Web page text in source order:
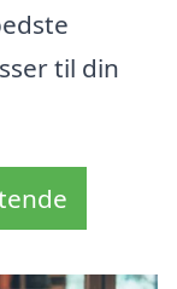
til din